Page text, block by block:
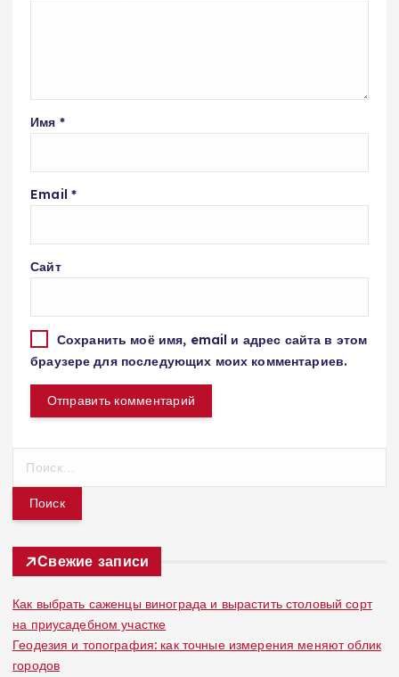
Имя *
Email *
Сайт
Сохранить моё имя, email и адрес сайта в этом
браузере для последующих моих комментариев.
т
Свежие записи
Как выбрать саженцы винограда и вырастить столовый сорт
на приусадебном участке
Геодезия и топография: как точные измерения меняют облик
городов